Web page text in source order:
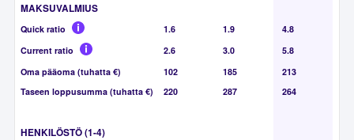
MAKSUVALMIUS
Quick ratio 1.6 1.9
4.8
Current ratio
2.6 3.0
5.8
Oma pääoma (tuhatta €)
102 185
213
Taseen loppusumma (tuhatta €)
220 287 264
HENKILÖSTÖ (1-4)